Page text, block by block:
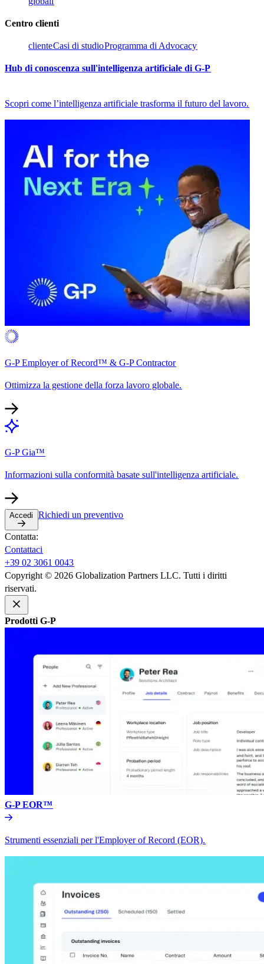
Centro clienti​​
cliente​​Casi di studio​​Programma di Advocacy​​
Hub di conoscenza sull'intelligenza artificiale di G-P​​
Scopri come l’intelligenza artificiale trasforma il futuro del lavoro.​​
G-P Employer of Record™ & G-P Contractor​​
Ottimizza la gestione della forza lavoro globale.​​
G-P Gia™​​
Informazioni sulla conformità basate sull'intelligenza artificiale.​​
Accedi​​ Richiedi un preventivo​​
Contatta:​​
Contattaci​​
+39 02 3061 0043​​
Copyright © 2026 Globalization Partners LLC. Tutti i diritti
riservati.​​
Prodotti G-P​​
G-P EOR™​​
Strumenti essenziali per l'Employer of Record (EOR).​​